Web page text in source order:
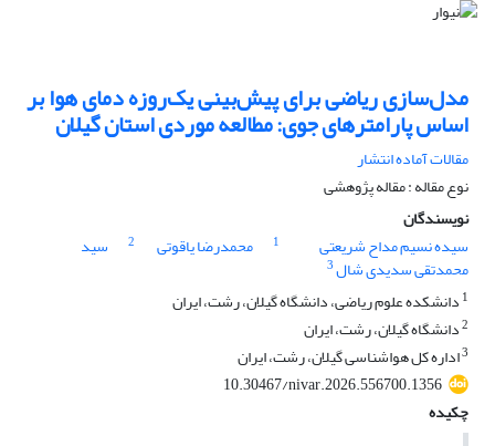
مدل‌سازی ریاضی برای پیش‌بینی یک‌روزه دمای هوا بر
اساس پارامترهای جوی: مطالعه موردی استان گیلان
مقالات آماده انتشار
نوع مقاله : مقاله پژوهشی
نویسندگان
سیده نسیم مداح شریعتی
1 محمدرضا یاقوتی 2 سید
محمدتقی سدیدی شال3
1 دانشکده علوم ریاضی، دانشگاه گیلان، رشت، ایران
2دانشگاه گیلان، رشت، ایران
3اداره کل هواشناسی گیلان، رشت، ایران
10.30467/nivar.2026.556700.1356
چکیده